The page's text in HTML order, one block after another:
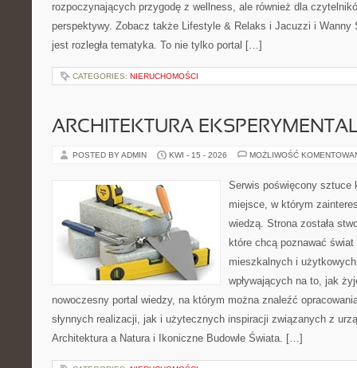
rozpoczynających przygodę z wellness, ale również dla
perspektywy. Zobacz także Lifestyle & Relaks i Jacuzzi i Wanny
jest rozległa tematyka. To nie tylko portal […]
CATEGORIES: NIERUCHOMOŚCI
ARCHITEKTURA
POSTED BY ADMIN KWI - 15 - 2026 MOŻLIWOŚĆ
Serwis poświęcony sztuce
miejsce, w którym
wiedzą. Strona została
które chcą poznawać
mieszkalnych i
wpływających na to, jak
nowoczesny portal wiedzy, na którym można znaleźć
słynnych realizacji, jak i użytecznych inspiracji związanych z
Architektura a Natura i Ikoniczne Budowle Świata. […]